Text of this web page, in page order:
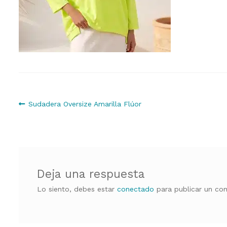
Navegación
Anterior:
Sudadera Oversize Amarilla Flúor
Deja una respuesta
Lo siento, debes estarconectado para publicar un